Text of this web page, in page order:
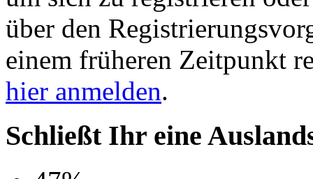
über den
einem früheren Zeitpunkt
hier anmelden.
Schließt Ihr eine